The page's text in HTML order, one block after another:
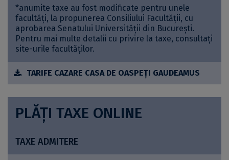
*anumite taxe au fost modificate pentru unele
facultăți, la propunerea Consiliului Facultății, cu
aprobarea Senatului Universității din București.
Pentru mai multe detalii cu privire la taxe, consultați
site-urile facultăților.
TARIFE CAZARE CASA DE OASPEȚI GAUDEAMUS
PLĂŢI TAXE ONLINE
TAXE ADMITERE